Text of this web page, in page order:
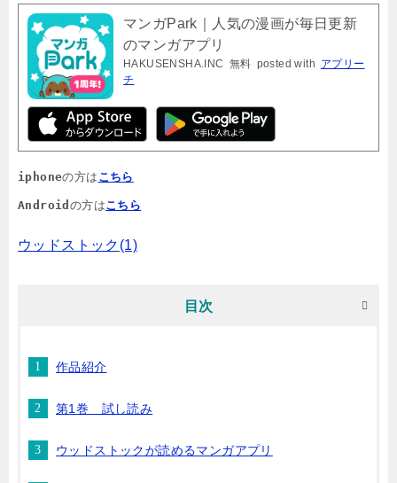
マンガPark｜人気の漫画が毎日更新
のマンガアプリ
HAKUSENSHA.INC 無料 posted with アプリー
チ
iphoneの方は こちら
Android の方はこちら
ウッドストック(1)
目次
作品紹介
第1巻 試し読み
ウッドストックが読めるマンガアプリ